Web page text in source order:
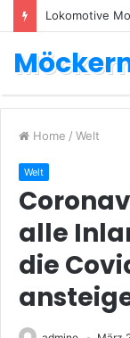
Home / Welt
Welt
alle
die